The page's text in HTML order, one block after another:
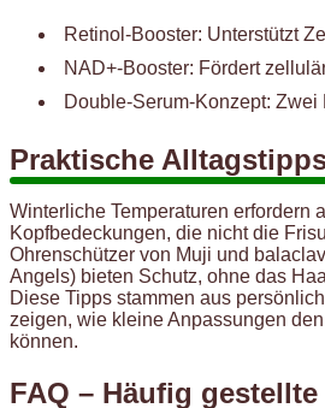
Retinol-Booster: Unterstützt
NAD+-Booster: Fördert
Double-Serum-Konzept: Zwei
Praktische
Winterliche Temperaturen erfordern
Kopfbedeckungen, die nicht die
Ohrenschützer von Muji und
Angels) bieten Schutz, ohne das
Diese Tipps stammen aus
zeigen, wie kleine Anpassungen
können.
FAQ – Häufig gestellte